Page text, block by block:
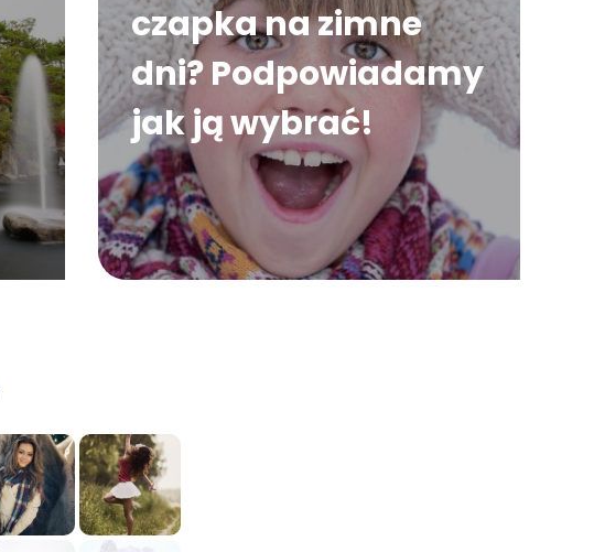
czapka na zimne
dni? Podpowiadamy
jak ją wybrać!